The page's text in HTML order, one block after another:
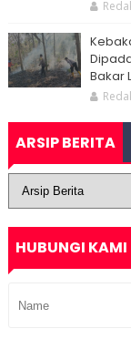
Bakar
ARSIP BERITA
HUBUNGI KAMI